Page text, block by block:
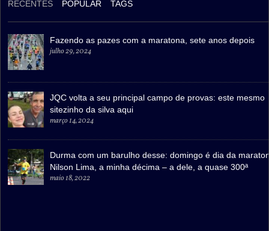
RECENTES POPULAR TAGS
Fazendo as pazes com a maratona, sete anos depois
julho 29, 2024
JQC volta a seu principal campo de provas: este mesmo
sitezinho da silva aqui
março 14, 2024
Durma com um barulho desse: domingo é dia da
Nilson Lima, a minha décima – a dele, a quase 300ª
maio 18, 2022